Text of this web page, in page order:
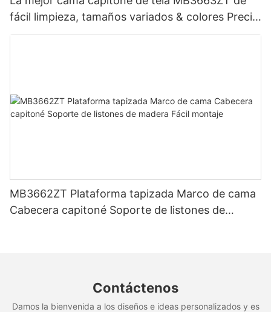
fácil limpieza, tamaños variados & colores Precio
de fábrica - Muebles JLH
MB3662ZT Plataforma tapizada Marco de cama
Cabecera capitoné Soporte de listones de
Contáctenos
Damos la bienvenida a los diseños e ideas personalizados y es